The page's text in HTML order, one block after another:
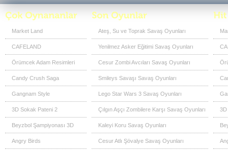
Market Land
CAFELAND
Örümcek Adam Resimleri
Candy Crush Saga
Gangnam Style
3D Sokak Pateni 2
Beyzbol Şampiyonası 3D
Angry Birds
Ateş, Su ve Toprak Savaş Oyunları
Yenilmez Asker Eğitimi Savaş Oyunları
Cesur Zombi Avcıları Savaş Oyunları
Smileys Savaşı Savaş Oyunları
Lego Star Wars 3 Savaş Oyunları
Çılgın Aşçı Zombilere Karşı Savaş Oyunları
Kaleyi Koru Savaş Oyunları
Cesur Atlı Şövalye Savaş Oyunları
3D